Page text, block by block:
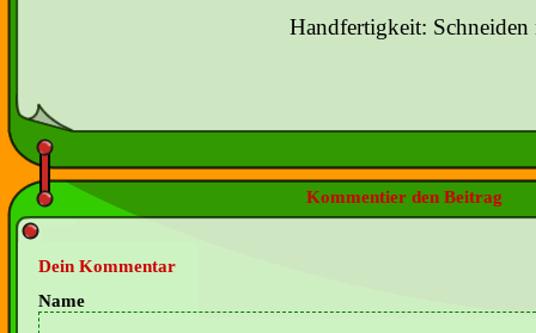
Handfertigkeit: Schneiden
Kommentier den Beitrag
Dein Kommentar
Name